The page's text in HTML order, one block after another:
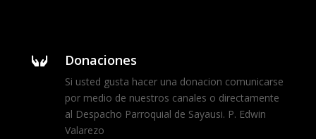
 Donaciones
Si usted gusta hacer una donacion comunicarse
por medio de nuestros canales o directamente
al Despacho Parroquial de Sayausi. P. Edwin
Valarezo